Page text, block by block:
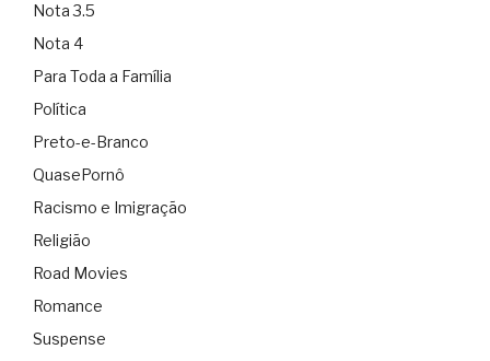
Nota 3.5
Nota 4
Para Toda a Família
Política
Preto-e-Branco
QuasePornô
Racismo e Imigração
Religião
Road Movies
Romance
Suspense